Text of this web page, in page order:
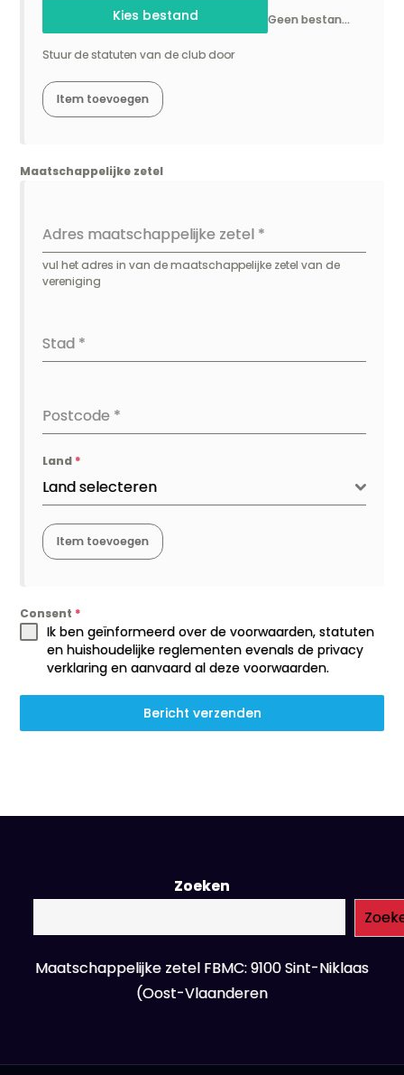
Kies bestand Geen bestand gekozen
Stuur de statuten van de club door
Maatschappelijke zetel
Adres maatschappelijke zetel *
vul het adres in van de maatschappelijke zetel van de
vereniging
Stad *
Postcode *
Land *
Land selecteren
Consent *
Ik ben geïnformeerd over de voorwaarden, statuten
en huishoudelijke reglementen evenals de privacy
verklaring en aanvaard al deze voorwaarden.
Bericht verzenden
Zoeken
Maatschappelijke zetel FBMC: 9100 Sint-Niklaas
(Oost-Vlaanderen